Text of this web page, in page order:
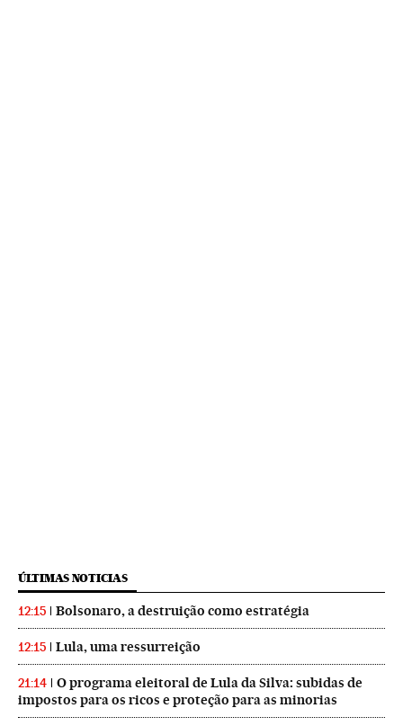
ÚLTIMAS NOTICIAS
12:15 Bolsonaro, a destruição como estratégia
12:15 Lula, uma ressurreição
21:14
O programa eleitoral de Lula da Silva: subidas de
impostos para os ricos e proteção para as minorias